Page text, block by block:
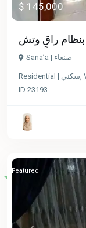
$ 145,000
Sana’a | صنعاء
Residential | سكني,
ID 23193
Featured